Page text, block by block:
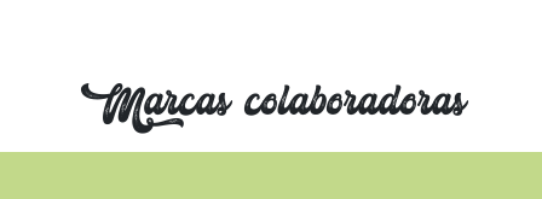
Marcas colaboradoras